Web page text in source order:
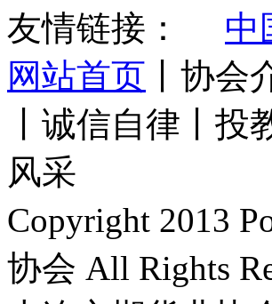
友情链接： 中
网站首页 丨协
丨诚信自律丨
风采
Copyright 2013
协会 All Rights